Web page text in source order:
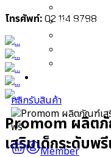
● ฟาร์
Pro
สาระน่ารู้
⦿ คุณแม่ตั้งคร
ร่วมงานกับเรา
Promom ความทุ่มของคุ
Professional Mom (Thailand)